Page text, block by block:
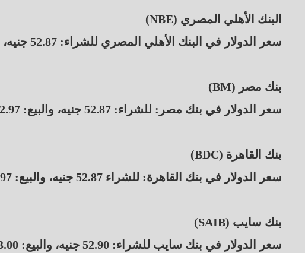
البنك الأهلي المصري (NBE)
سعر الدولار في البنك الأهلي المصري للشراء: 52.87 جنيه، والبيع: 52.97 جنيه.
بنك مصر (BM)
سعر الدولار في بنك مصر: للشراء: 52.87 جنيه، والبيع: 52.97 جنيه.
بنك القاهرة (BDC)
سعر الدولار في بنك القاهرة: للشراء 52.87 جنيه، والبيع: 52.97 جنيه.
بنك سايب (SAIB)
سعر الدولار في بنك سايب للشراء: 52.90 جنيه، والبيع: 53.00 جنيهًا.